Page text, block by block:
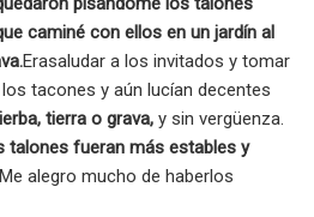
caminé con ellos en un jardín al
Erasaludar a los invitados y tomar
tacones y aún lucían decentes
tierra o grava, y sin vergüenza.
talones fueran más estables y
alegro mucho de haberlos